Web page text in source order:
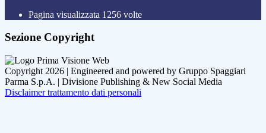
Pagina visualizzata 1256 volte
Sezione Copyright
Copyright 2026 | Engineered and powered by Gruppo Spaggiari
Parma S.p.A. | Divisione Publishing & New Social Media
Disclaimer trattamento dati personali